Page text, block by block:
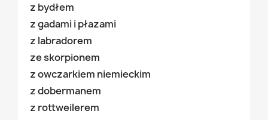
z bydłem
z gadami i płazami
z labradorem
ze skorpionem
z owczarkiem niemieckim
z dobermanem
z rottweilerem